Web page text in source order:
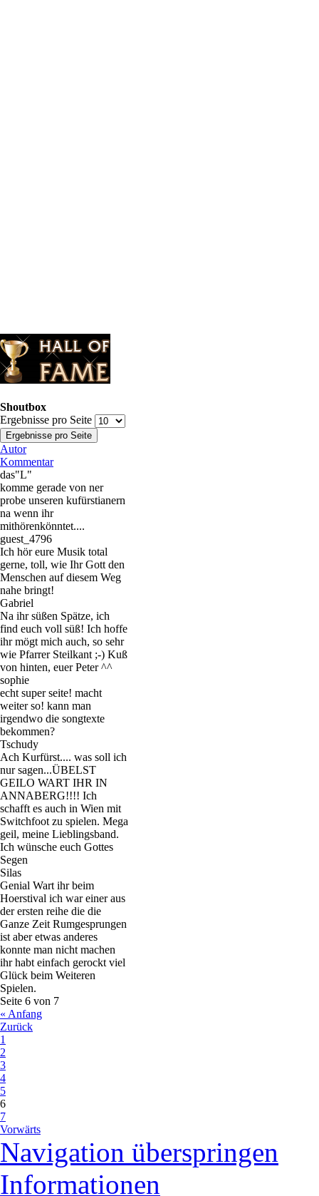
Shoutbox
Ergebnisse pro Seite
Autor
Kommentar
das"L"
komme gerade von ner
probe unseren kufürstianern
na wenn ihr
mithörenkönntet....
guest_4796
Ich hör eure Musik total
gerne, toll, wie Ihr Gott den
Menschen auf diesem Weg
nahe bringt!
Gabriel
Na ihr süßen Spätze, ich
find euch voll süß! Ich hoffe
ihr mögt mich auch, so sehr
wie Pfarrer Steilkant ;-) Kuß
von hinten, euer Peter ^^
sophie
echt super seite! macht
weiter so! kann man
irgendwo die songtexte
bekommen?
Tschudy
Ach Kurfürst.... was soll ich
nur sagen...ÜBELST
GEILO WART IHR IN
ANNABERG!!!! Ich
schafft es auch in Wien mit
Switchfoot zu spielen. Mega
geil, meine Lieblingsband.
Ich wünsche euch Gottes
Segen
Silas
Genial Wart ihr beim
Hoerstival ich war einer aus
der ersten reihe die die
Ganze Zeit Rumgesprungen
ist aber etwas anderes
konnte man nicht machen
ihr habt einfach gerockt viel
Glück beim Weiteren
Spielen.
Seite 6 von 7
« Anfang
Zurück
1
2
3
4
5
6
7
Vorwärts
Navigation überspringen
Informationen